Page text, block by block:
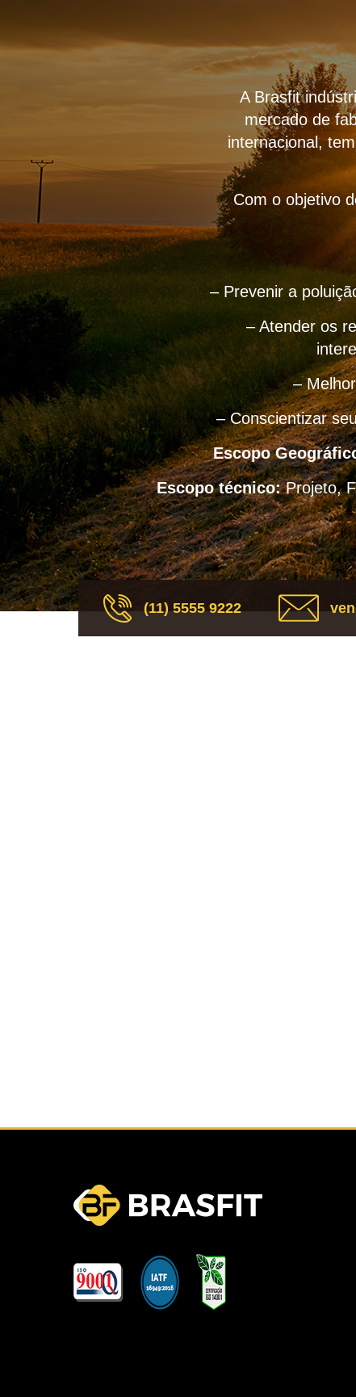
A Brasfit
mercado de
internacional,
Com o objetivo
– Prevenir a
– Atender os
–
– Conscientizar
Escopo
Escopo técnico:Projeto,
(11) 5555 9222